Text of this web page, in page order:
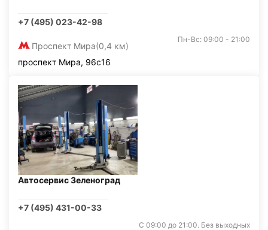
+7 (495) 023-42-98
Проспект Мира(0,4 км)
Пн-Вс: 09:00 - 21:00
проспект Мира, 96с16
Автосервис Зеленоград
+7 (495) 431-00-33
С 09:00 до 21:00. Без выходных